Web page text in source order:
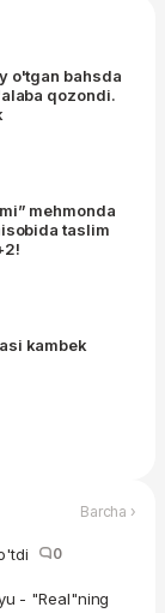
o'tgan bahsda
qozondi.
mehmonda
taslim
kambek
Barcha ›
0
- "Real"ning